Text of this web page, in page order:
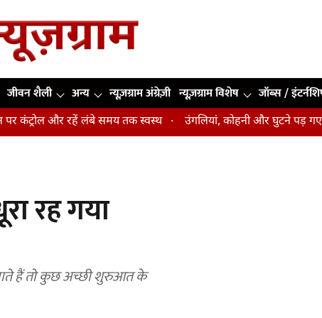
जीवन शैली अन्य न्यूज़ग्राम अंग्रेज़ी न्यूज़ग्राम विशेष जॉब्स /
और रहें लंबे समय तक स्वस्थ उंगलियां, कोहनी और घुटने पड़ गए हैं काले
रह गया
हैं तो कुछ अच्छी शुरुआत के